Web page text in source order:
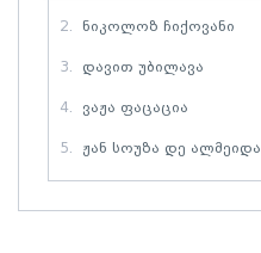
2. Ნიკოლოზ Ჩიქოვანი
3. Დავით Უბილავა
4. Ვაჟა Ფაცაცია
5. Ჟან Სოუზა Დე Ალმეიდა